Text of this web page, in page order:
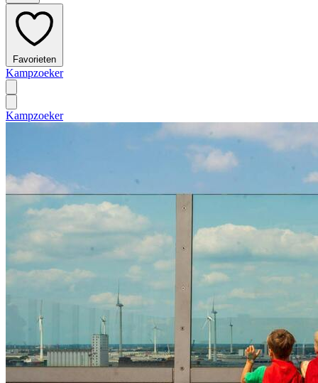
Favorieten
Kampzoeker
Kampzoeker